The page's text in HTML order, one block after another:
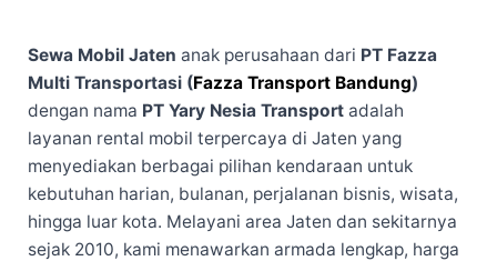
Sewa Mobil Jaten anak perusahaan dari PT Fazza
Multi Transportasi (Fazza Transport Bandung)
dengan nama PT Yary Nesia Transport adalah
layanan rental mobil terpercaya di Jaten yang
menyediakan berbagai pilihan kendaraan untuk
kebutuhan harian, bulanan, perjalanan bisnis, wisata,
hingga luar kota. Melayani area Jaten dan sekitarnya
sejak 2010, kami menawarkan armada lengkap, harga